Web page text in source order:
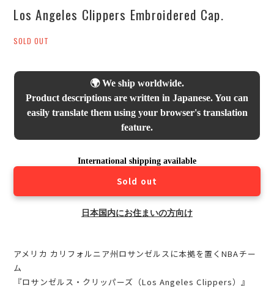
Los Angeles Clippers Embroidered Cap.
SOLD OUT
🌍 We ship worldwide.
Product descriptions are written in Japanese. You can
easily translate them using your browser's translation
feature.
International shipping available
Sold out
日本国内にお住まいの方向け
アメリカ カリフォルニア州ロサンゼルスに本拠を置くNBAチー
ム
『ロサンゼルス・クリッパーズ（Los Angeles Clippers）』